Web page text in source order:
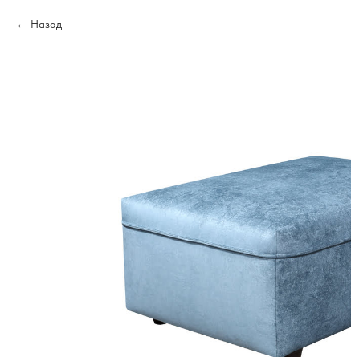
Назад